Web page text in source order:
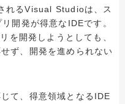
れるVisual Studioは、ス
開発が得意なIDEです。
を開発しようとしても、
ず、開発を進められない
て、得意領域となるIDE